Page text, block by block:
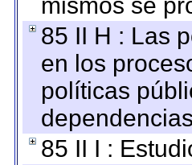
85 II H : Las
en los
políticas
85 II I :